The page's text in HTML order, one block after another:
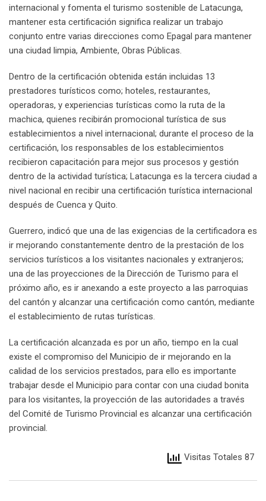
internacional y fomenta el turismo sostenible de Latacunga,
mantener esta certificación significa realizar un trabajo
conjunto entre varias direcciones como Epagal para mantener
una ciudad limpia, Ambiente, Obras Públicas.
Dentro de la certificación obtenida están incluidas 13
prestadores turísticos como; hoteles, restaurantes,
operadoras, y experiencias turísticas como la ruta de la
machica, quienes recibirán promocional turística de sus
establecimientos a nivel internacional; durante el proceso de la
certificación, los responsables de los establecimientos
recibieron capacitación para mejor sus procesos y gestión
dentro de la actividad turística; Latacunga es la tercera ciudad a
nivel nacional en recibir una certificación turística internacional
después de Cuenca y Quito.
Guerrero, indicó que una de las exigencias de la certificadora es
ir mejorando constantemente dentro de la prestación de los
servicios turísticos a los visitantes nacionales y extranjeros;
una de las proyecciones de la Dirección de Turismo para el
próximo año, es ir anexando a este proyecto a las parroquias
del cantón y alcanzar una certificación como cantón, mediante
el establecimiento de rutas turísticas.
La certificación alcanzada es por un año, tiempo en la cual
existe el compromiso del Municipio de ir mejorando en la
calidad de los servicios prestados, para ello es importante
trabajar desde el Municipio para contar con una ciudad bonita
para los visitantes, la proyección de las autoridades a través
del Comité de Turismo Provincial es alcanzar una certificación
provincial.
Visitas Totales 87